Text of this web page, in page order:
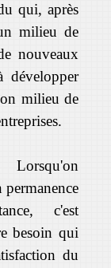
qui, après
milieu de
nouveaux
développer
milieu de
c'est
besoin qui
du